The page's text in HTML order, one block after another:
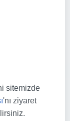
sitemizde
'nı ziyaret